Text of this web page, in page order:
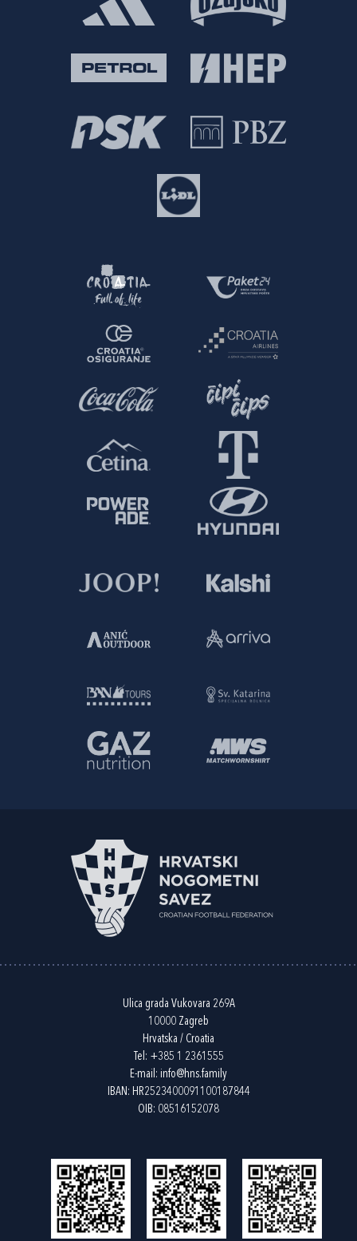
Ulica grada Vukovara 269A
10000 Zagreb
Hrvatska / Croatia
Tel: +385 1 2361555
E-mail: info@hns.family
IBAN: HR2523400091100187844
OIB: 08516152078